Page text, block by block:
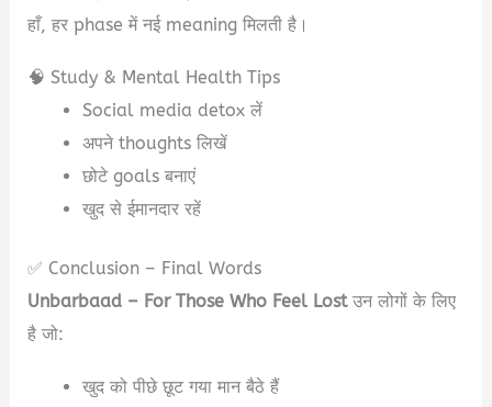
हाँ, हर phase में नई meaning मिलती है।
🧠 Study & Mental Health Tips
Social media detox लें
अपने thoughts लिखें
छोटे goals बनाएं
खुद से ईमानदार रहें
✅ Conclusion – Final Words
Unbarbaad – For Those Who Feel Lostउन लोगों के लिए
है जो:
खुद को पीछे छूट गया मान बैठे हैं